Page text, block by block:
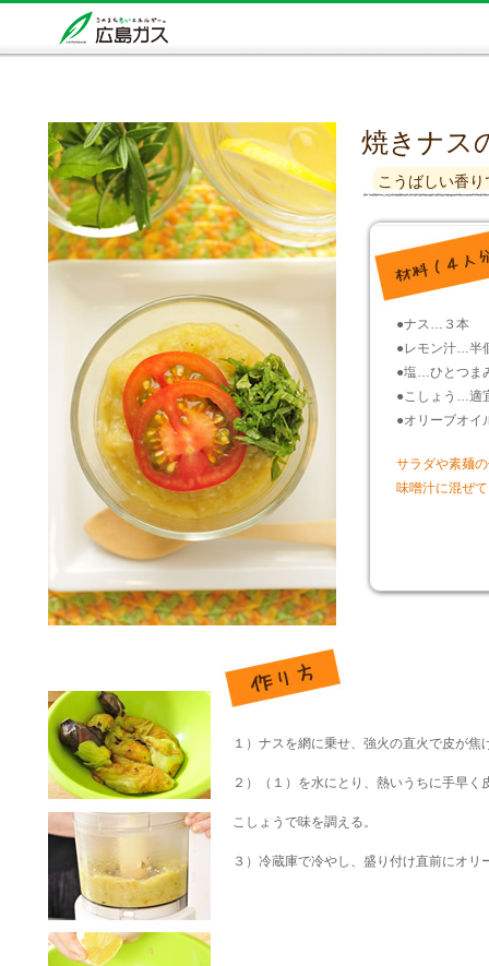
焼きナス
こうばしい香
●ナス…３本
●レモン汁…半
●塩…ひとつま
●こしょう…適
●オリーブオ
サラダや素麺
味噌汁に混ぜ
１）ナスを網に乗せ、強火の直火で皮が焦
２）（１）を水にとり、熱いうちに手早
こしょうで味を調える。
３）冷蔵庫で冷やし、盛り付け直前にオ